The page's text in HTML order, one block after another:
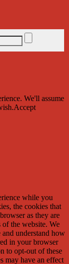
We'll assume
Accept
while you
the cookies that
as they are
the website. We
understand how
in your browser
to opt-out of these
may have an effect